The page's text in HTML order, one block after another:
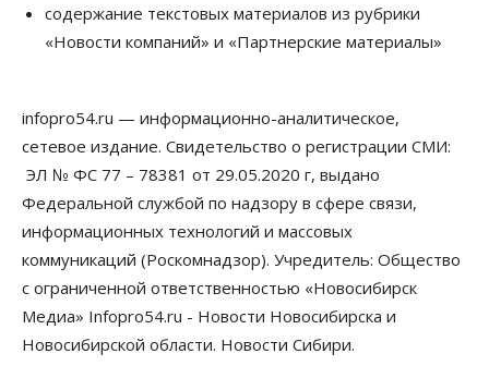
Россия построит в Киргизии новый кампус КРСУ:
30 гектаров, 15 тысяч студентов и 30 миллиардов
рублей
Общество
Новосибирским студентам помогают
адаптироваться к учебе через культуру
06 Августа 2026, 18:00
Бизнес Власть Недвижимость
Застройщики продавливают компромиссы по
площади участков для КРТ в Новосибирске
06 Августа 2026, 17:30
Около Заельцовского бора Новосибирска
содержание текстовых материалов из рубрики
«Новости компаний» и «Партнерские материалы»
infopro54.ru — информационно-аналитическое,
сетевое издание. Свидетельство о регистрации СМИ:
ЭЛ № ФС 77 – 78381 от 29.05.2020 г, выдано
Федеральной службой по надзору в сфере связи,
информационных технологий и массовых
коммуникаций (Роскомнадзор). Учредитель: Общество
с ограниченной ответственностью «Новосибирск
Медиа» Infopro54.ru - Новости Новосибирска и
Новосибирской области. Новости Сибири.